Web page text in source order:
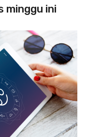
minggu ini